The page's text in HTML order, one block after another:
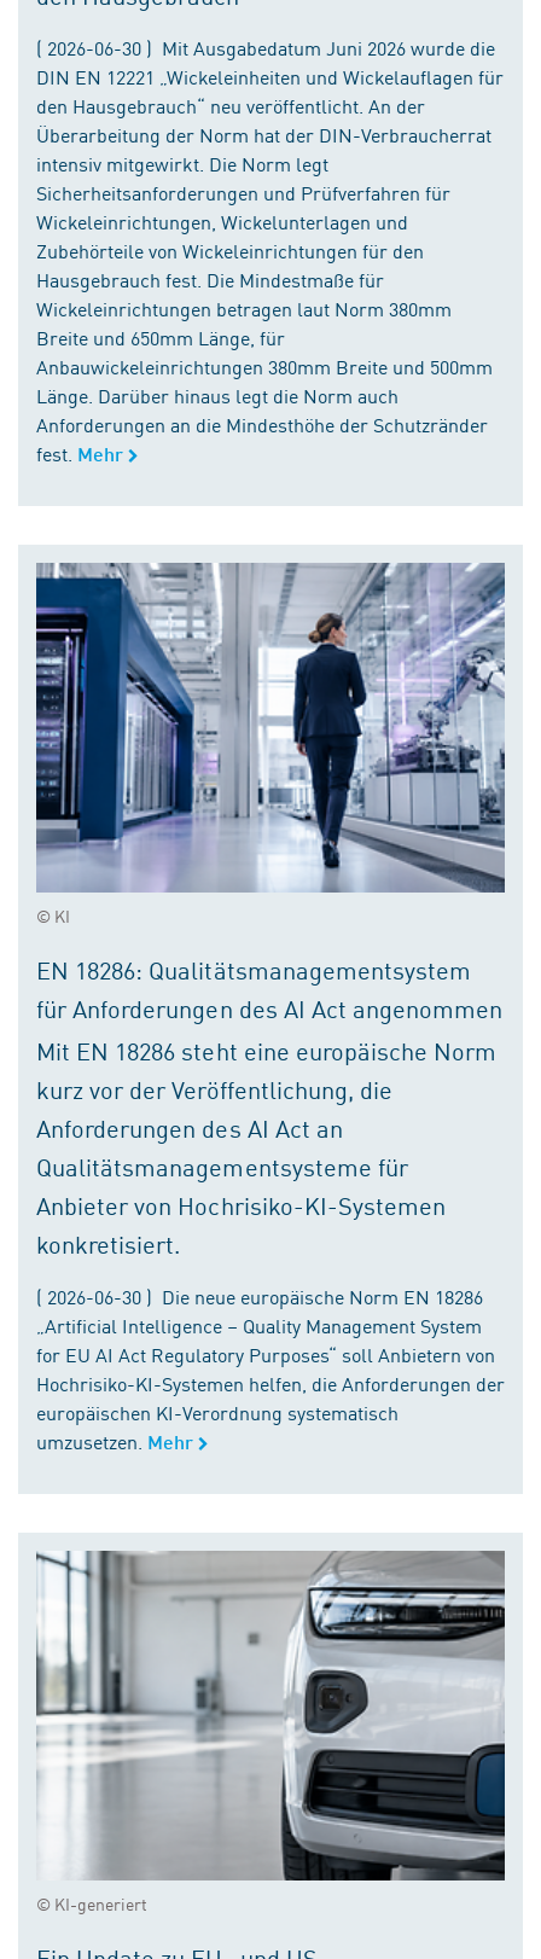
( 2026-06-30 ) Mit Ausgabedatum Juni 2026 wurde die
DIN EN 12221 „Wickeleinheiten und Wickelauflagen für
den Hausgebrauch“ neu veröffentlicht. An der
Überarbeitung der Norm hat der DIN-Verbraucherrat
intensiv mitgewirkt. Die Norm legt
Sicherheitsanforderungen und Prüfverfahren für
Wickeleinrichtungen, Wickelunterlagen und
Zubehörteile von Wickeleinrichtungen für den
Hausgebrauch fest. Die Mindestmaße für
Wickeleinrichtungen betragen laut Norm 380mm
Breite und 650mm Länge, für
Anbauwickeleinrichtungen 380mm Breite und 500mm
Länge. Darüber hinaus legt die Norm auch
Anforderungen an die Mindesthöhe der Schutzränder
fest. Mehr
© KI
EN 18286: Qualitätsmanagementsystem
für Anforderungen des AI Act angenommen
Mit EN 18286 steht eine europäische Norm
kurz vor der Veröffentlichung, die
Anforderungen des AI Act an
Qualitätsmanagementsysteme für
Anbieter von Hochrisiko-KI-Systemen
konkretisiert.
( 2026-06-30 ) Die neue europäische Norm EN 18286
„Artificial Intelligence – Quality Management System
for EU AI Act Regulatory Purposes“ soll Anbietern von
Hochrisiko-KI-Systemen helfen, die Anforderungen der
europäischen KI-Verordnung systematisch
umzusetzen. Mehr
© KI-generiert